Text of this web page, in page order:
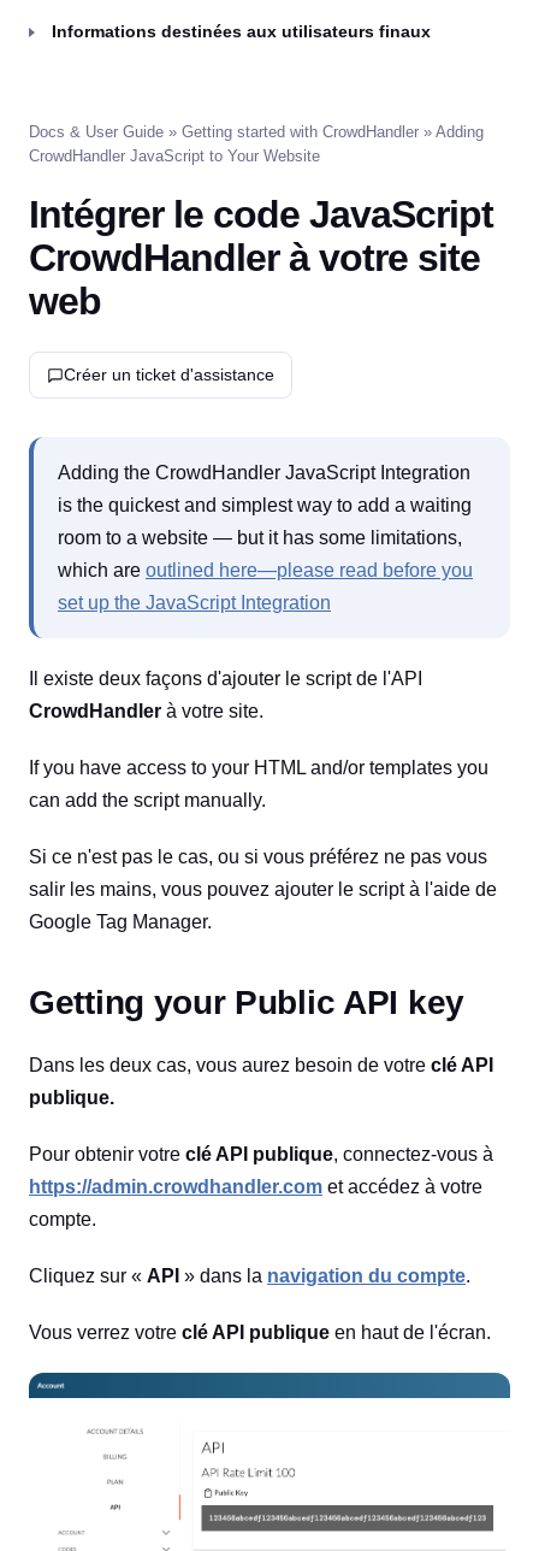
Informations destinées aux utilisateurs finaux
Docs & User Guide » Getting started with CrowdHandler » Adding
CrowdHandler JavaScript to Your Website
Intégrer le code JavaScript
CrowdHandler à votre site
web
Créer un ticket d'assistance
Adding the CrowdHandler JavaScript Integration
is the quickest and simplest way to add a waiting
room to a website — but it has some limitations,
which are outlined here—please read before you
set up the JavaScript Integration
Il existe deux façons d'ajouter le script de l'API
CrowdHandler à votre site.
If you have access to your HTML and/or templates you
can add the script manually.
Si ce n'est pas le cas, ou si vous préférez ne pas vous
salir les mains, vous pouvez ajouter le script à l'aide de
Google Tag Manager.
Getting your Public API key
Dans les deux cas, vous aurez besoin de votre clé API
publique.
Pour obtenir votre clé API publique, connectez-vous à
https://admin.crowdhandler.com et accédez à votre
compte.
Cliquez sur « API » dans la navigation du compte.
Vous verrez votre clé API publique en haut de l'écran.